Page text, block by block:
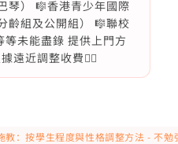
琴） 🎼香港青少年國際
齡組及公開組） 🎼聯校
未能盡錄 提供上門方
遠近調整收費🙂‍↕️
：按學生程度與性格調整方法 - 不